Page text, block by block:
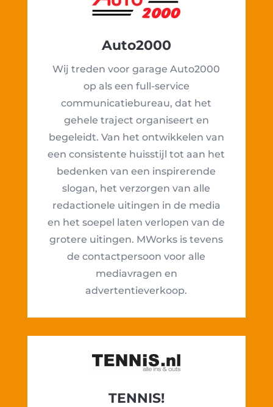
Auto2000
Wij treden voor garage Auto2000
op als een full-service
communicatiebureau, dat het
gehele traject organiseert en
begeleidt. Van het ontwikkelen van
een consistente huisstijl tot aan het
bedenken van een inspirerende
slogan, het verzorgen van alle
redactionele uitingen in de media
en het soepel laten verlopen van de
grotere uitingen. MWorks is tevens
de contactpersoon voor alle
mediavragen en
advertentieverkoop.
TENNIS!